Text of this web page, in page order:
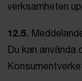
verksamheten
12.5.
Du kan